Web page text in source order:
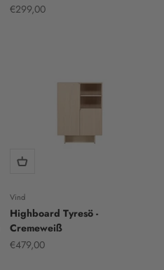
Sale price
€299,00
Vind
Highboard Tyresö -
Cremeweiß
Sale price
€479,00